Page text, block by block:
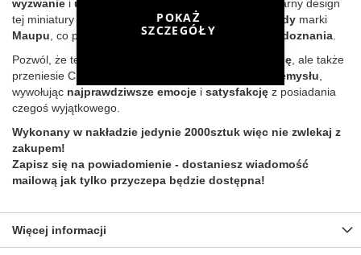
POKAŻ
SZCZEGÓŁY
wyzwanie i unikalne doświadczenie
. Elegancki, czarny design
tej miniatury odzwierciedla
wysoką jakość standardy marki
Maupu , co przynosi kolekcjoneromniezapomniane doznania
Pozwól, że ten model nie tylko
ozdobi Twoją kolekcję , ale także
przeniesie Cię w
fascynujący świat rolniczego przemysłu
wywołując najprawdziwsze emocje i satysfakcję z posiadania
czegoś wyjątkowego.
Wykonany w nakładzie jedynie 2000sztuk więc nie zwlekaj z
zakupem!
Zapisz się na powiadomienie - dostaniesz wiadomość
mailową jak tylko przyczepa będzie dostępna!
Więcej informacji